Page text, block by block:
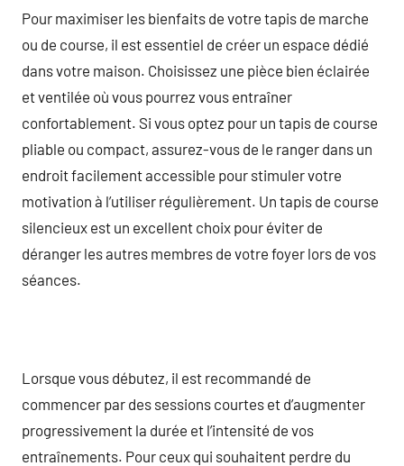
Pour maximiser les bienfaits de votre tapis de marche
ou de course, il est essentiel de créer un espace dédié
dans votre maison. Choisissez une pièce bien éclairée
et ventilée où vous pourrez vous entraîner
confortablement. Si vous optez pour un tapis de course
pliable ou compact, assurez-vous de le ranger dans un
endroit facilement accessible pour stimuler votre
motivation à l’utiliser régulièrement. Un tapis de course
silencieux est un excellent choix pour éviter de
déranger les autres membres de votre foyer lors de vos
séances.
Lorsque vous débutez, il est recommandé de
commencer par des sessions courtes et d’augmenter
progressivement la durée et l’intensité de vos
entraînements. Pour ceux qui souhaitent perdre du